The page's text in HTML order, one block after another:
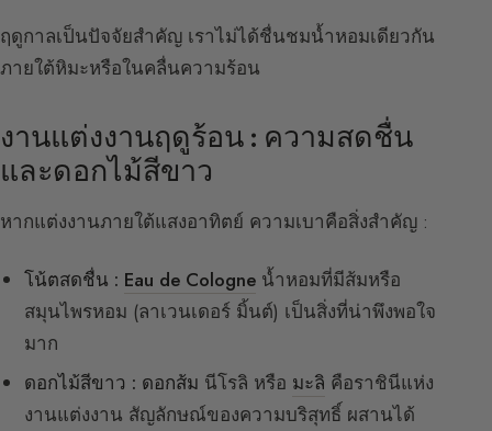
ฤดูกาลเป็นปัจจัยสำคัญ เราไม่ได้ชื่นชมน้ำหอมเดียวกัน
ภายใต้หิมะหรือในคลื่นความร้อน
งานแต่งงานฤดูร้อน : ความสดชื่น
และดอกไม้สีขาว
หากแต่งงานภายใต้แสงอาทิตย์ ความเบาคือสิ่งสำคัญ :
โน้ตสดชื่น : Eau de Cologne น้ำหอมที่มีส้มหรือ
สมุนไพรหอม (ลาเวนเดอร์ มิ้นต์) เป็นสิ่งที่น่าพึงพอใจ
มาก
ดอกไม้สีขาว : ดอกส้ม นีโรลิ หรือ มะลิ คือราชินีแห่ง
งานแต่งงาน สัญลักษณ์ของความบริสุทธิ์ ผสานได้